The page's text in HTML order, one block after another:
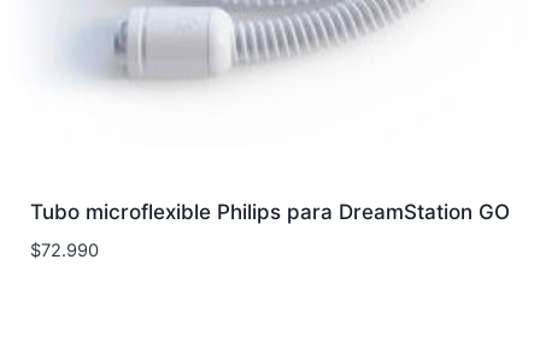
Tubo microflexible Philips para DreamStation GO
$72.990